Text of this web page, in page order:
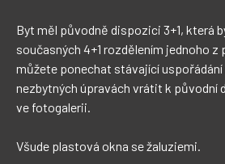
Byt měl původně dispozici 3+1, která
současných 4+1 rozdělením jednoho z
můžete ponechat stávající uspořádání
nezbytných úpravách vrátit k původní
ve fotogalerii.
Všude plastová okna se žaluziemi.